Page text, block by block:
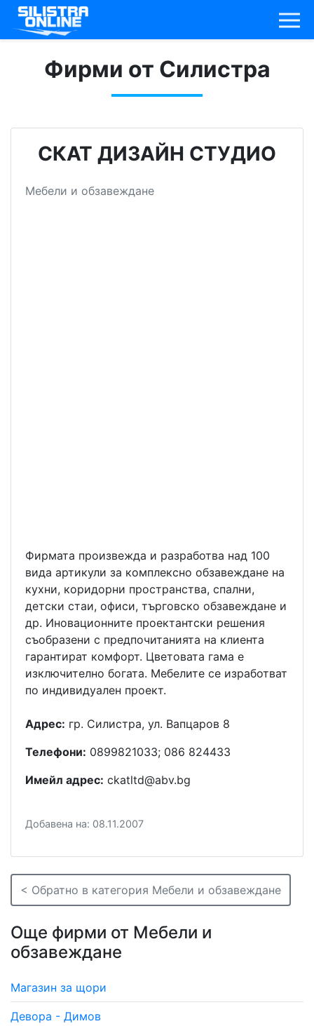
Фирми от Силистра
СКАТ ДИЗАЙН СТУДИО
Мебели и обзавеждане
Фирмата произвежда и разработва над 100
вида артикули за комплексно обзавеждане на
кухни, коридорни пространства, спални,
детски стаи, офиси, търговско обзавеждане и
др. Иновационните проектантски решения
съобразени с предпочитанията на клиента
гарантират комфорт. Цветовата гама е
изключително богата. Мебелите се изработват
по индивидуален проект.
Адрес: гр. Силистра, ул. Вапцаров 8
Телефони: 0899821033; 086 824433
Имейл адрес: ckatltd@abv.bg
Добавена на: 08.11.2007
< Обратно в категория Мебели и обзавеждане
Още фирми от Мебели и
обзавеждане
Магазин за щори
Девора - Димов